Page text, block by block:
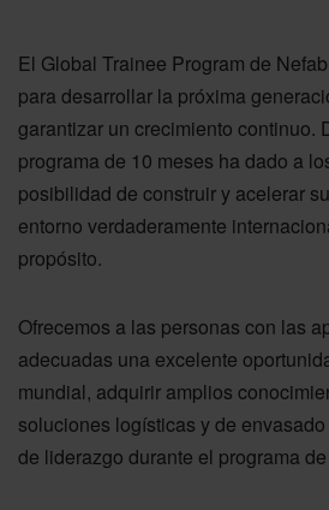
El Global Trainee Program de
para desarrollar la próxima
garantizar un crecimiento continuo.
programa de 10 meses ha dado a
posibilidad de construir y acelerar
entorno verdaderamente
propósito.
Ofrecemos a las personas con las
adecuadas una excelente
mundial, adquirir amplios
soluciones logísticas y de
de liderazgo durante el programa